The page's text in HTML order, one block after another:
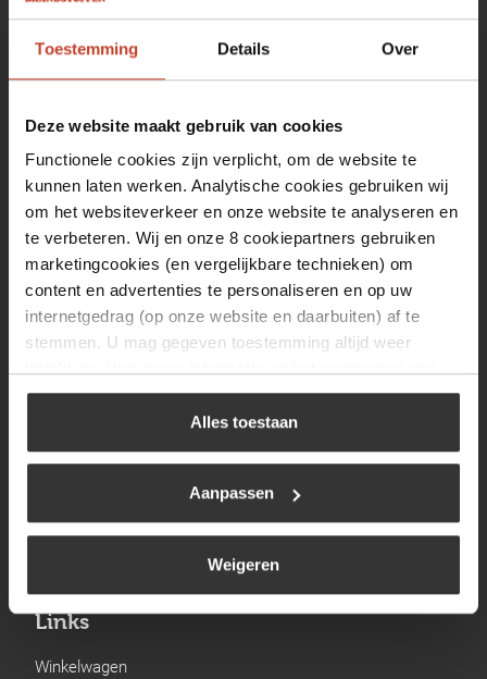
Toestemming Details Over
Deze website maakt gebruik van cookies
Functionele cookies zijn verplicht, om de website te
kunnen laten werken. Analytische cookies gebruiken wij
om het websiteverkeer en onze website te analyseren en
te verbeteren. Wij en onze 8 cookiepartners gebruiken
marketingcookies (en vergelijkbare technieken) om
content en advertenties te personaliseren en op uw
internetgedrag (op onze website en daarbuiten) af te
stemmen. U mag gegeven toestemming altijd weer
uw keuze op onze website verwijzen wij u naar ons
Alles toestaan
Aanpassen
Weigeren
Maandag
13:00 tot 17:00
Dinsdag
08:00 tot 17:00
08:00 tot 17:00
Vrijdag
08:00 tot 17:00
Zaterdag
09:30 tot 12:00
Zondag
Gesloten
Navigatie
BBQ
Kamperen
Gastechniek
Links
Winkelwagen